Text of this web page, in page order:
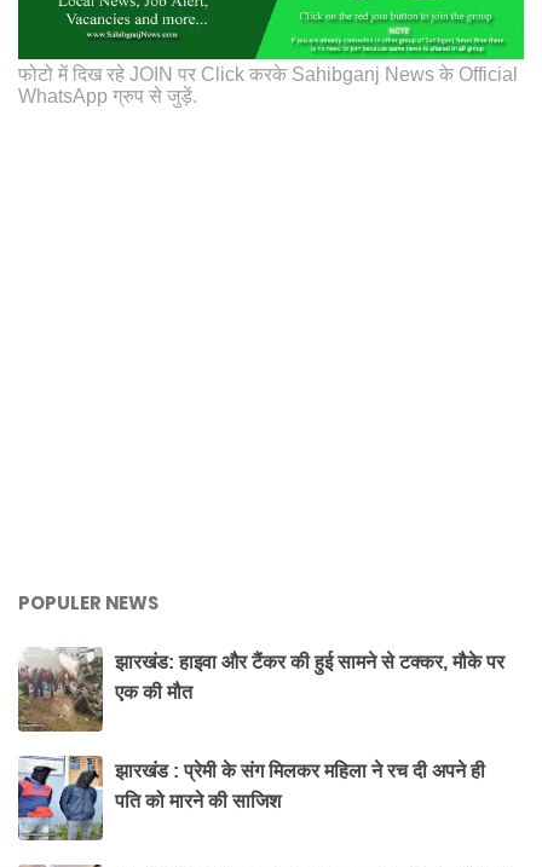
फोटो में दिख रहे JOIN पर Click करके Sahibganj News के Official
WhatsApp ग्रुप से जुड़ें.
POPULER NEWS
झारखंड: हाइवा और टैंकर की हुई सामने से टक्कर, मौके पर
एक की मौत
झारखंड : प्रेमी के संग मिलकर महिला ने रच दी अपने ही
पति को मारने की साजिश